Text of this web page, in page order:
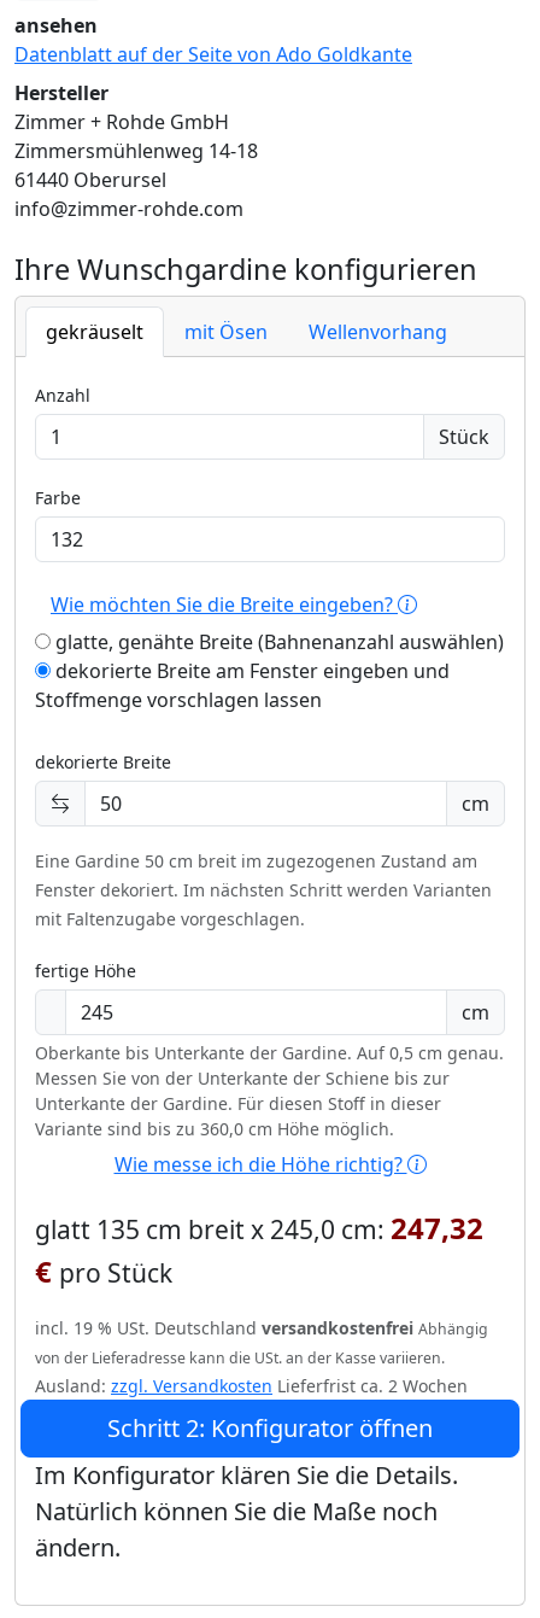
ansehen
Datenblatt auf der Seite von Ado Goldkante
Hersteller
Zimmer + Rohde GmbH
Zimmersmühlenweg 14-18
61440 Oberursel
info@zimmer-rohde.com
Ihre Wunschgardine konfigurieren
gekräuselt mit Ösen Wellenvorhang
Anzahl
Stück
Farbe
Wie möchten Sie die Breite eingeben?
glatte, genähte Breite (Bahnenanzahl auswählen)
dekorierte Breite am Fenster eingeben und
Stoffmenge vorschlagen lassen
dekorierte Breite
cm
Eine Gardine 50 cm breit im zugezogenen Zustand am
Fenster dekoriert. Im nächsten Schritt werden Varianten
mit Faltenzugabe vorgeschlagen.
fertige Höhe
cm
Oberkante bis Unterkante der Gardine. Auf 0,5 cm genau.
Messen Sie von der Unterkante der Schiene bis zur
Unterkante der Gardine. Für diesen Stoff in dieser
Variante sind bis zu 360,0 cm Höhe möglich.
Wie messe ich die Höhe richtig?
glatt 135 cm breit x 245,0 cm: 247,32
€ pro Stück
incl. 19 % USt. Deutschland versandkostenfrei Abhängig
von der Lieferadresse kann die USt. an der Kasse variieren.
Ausland: zzgl. Versandkosten Lieferfrist ca. 2 Wochen
Schritt 2: Konfigurator öffnen
Im Konfigurator klären Sie die Details.
Natürlich können Sie die Maße noch
ändern.